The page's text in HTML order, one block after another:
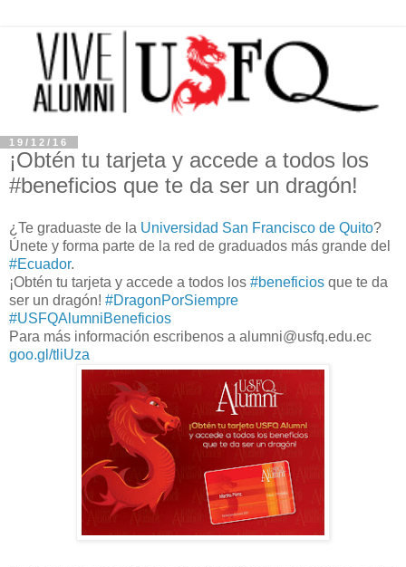
19/12/16
¡Obtén tu tarjeta y accede a todos los
#beneficios que te da ser un dragón!
¿Te graduaste de la Universidad San Francisco de Quito?
Únete y forma parte de la red de graduados más grande del
#Ecuador.
¡Obtén tu tarjeta y accede a todos los #beneficios que te da
ser un dragón! #DragonPorSiempre
#USFQAlumniBeneficios
Para más información escribenos a alumni@usfq.edu.ec
goo.gl/tliUza